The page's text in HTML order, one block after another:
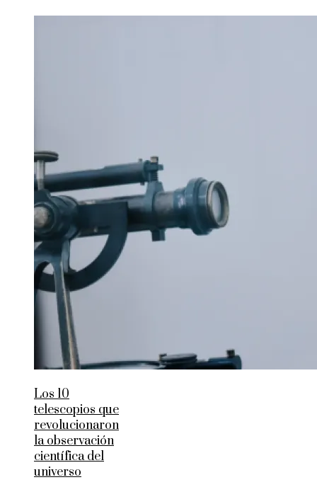
Los 10
telescopios que
revolucionaron
la observación
científica del
universo